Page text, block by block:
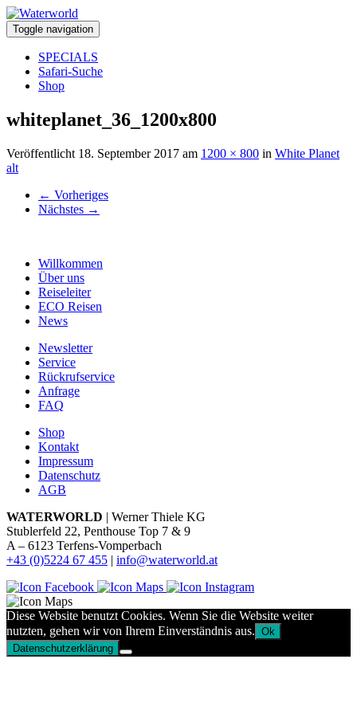
Toggle navigation
SPECIALS
Safari-Suche
Shop
whiteplanet_36_1200x800
Veröffentlicht 18. September 2017 am 1200 × 800 in White Planet
alt
← Vorheriges
Nächstes →
Willkommen
Über uns
Reiseleiter
ECO Reisen
News
Newsletter
Service
Rückrufservice
Anfrage
FAQ
Shop
Kontakt
Impressum
Datenschutz
AGB
WATERWORLD | Werner Thiele KG
Stublerfeld 22, Penthouse Top 7 & 9
A – 6123 Terfens-Vomperbach
+43 (0)5224 67 455 | info@waterworld.at
Diese Website benutzt Cookies. Wenn Sie die Website weiter
nutzten, gehen wir von Ihrem Einverständnis aus. Ok
Datenschutzerklärung